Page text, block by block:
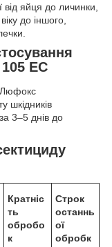
яйця до личинки,
до іншого,
ЕС
Люфокс
шкідників
3–5 днів до
Кратніс
ть
обробо
к
Строк
останнь
ої
обробк